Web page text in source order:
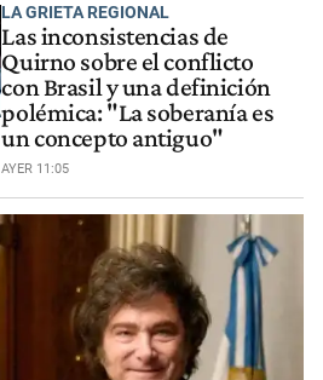
LA GRIETA REGIONAL
Las inconsistencias de
Quirno sobre el conflicto
con Brasil y una definición
polémica: "La soberanía es
un concepto antiguo"
AYER 11:05